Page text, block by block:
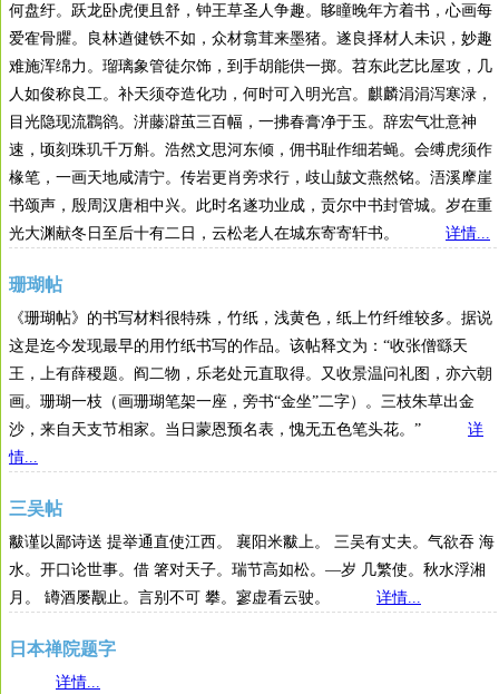
何盘纡。跃龙卧虎便且舒，钟王草圣人争趣。眵瞳晚年方着书，心画每
爱隺骨臞。良林遒健铁不如，众材翕茸来墨猪。遂良择材人未识，妙趣
难施浑绵力。瑠璃象管徒尔饰，到手胡能供一掷。苕东此艺比屋攻，几
人如俊称良工。补天须夺造化功，何时可入明光宫。麒麟涓涓泻寒渌，
目光隐现流鸜鹆。洴藤澼茧三百幅，一拂春膏净于玉。辞宏气壮意神
速，顷刻珠玑千万斛。浩然文思河东倾，佣书耻作细若蝇。会缚虎须作
椽笔，一画天地咸清宁。传岩更肖旁求行，歧山皷文燕然铭。浯溪摩崖
书颂声，殷周汉唐相中兴。此时名遂功业成，贡尔中书封管城。岁在重
光大渊献冬日至后十有二日，云松老人在城东寄寄轩书。 详情...
珊瑚帖
《珊瑚帖》的书写材料很特殊，竹纸，浅黄色，纸上竹纤维较多。据说
这是迄今发现最早的用竹纸书写的作品。该帖释文为：“收张僧繇天
王，上有薛稷题。阎二物，乐老处元直取得。又收景温问礼图，亦六朝
画。珊瑚一枝（画珊瑚笔架一座，旁书“金坐”二字）。三枝朱草出金
沙，来自天支节相家。当日蒙恩预名表，愧无五色笔头花。” 详
情...
三吴帖
黻谨以鄙诗送 提举通直使江西。 襄阳米黻上。 三吴有丈夫。气欲吞 海
水。开口论世事。借 箸对天子。瑞节高如松。—岁 几繁使。秋水浮湘
月。 罇酒屡觏止。言别不可 攀。寥虚看云驶。 详情...
日本禅院题字
详情...